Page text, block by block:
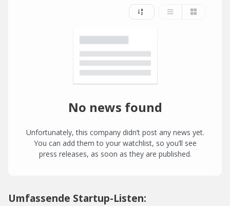
No news found
Unfortunately, this company didn’t post any news yet.
You can add them to your watchlist, so you’ll see
press releases, as soon as they are published.
Umfassende Startup-Listen: